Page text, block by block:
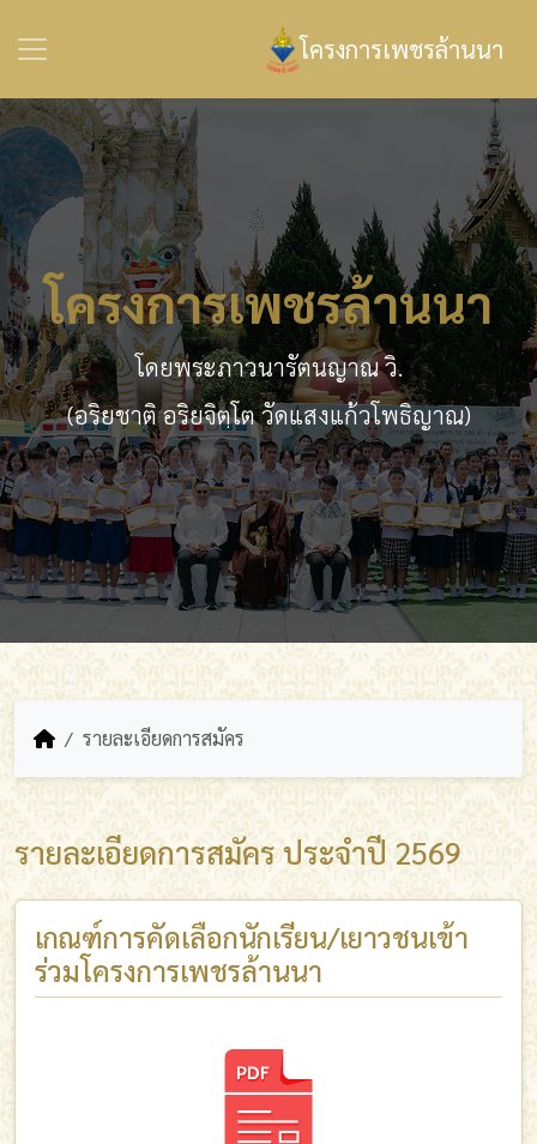
โครงการเพชรล้านนา
โครงการเพชรล้านนา
โดยพระภาวนารัตนญาณ วิ.
(อริยชาติ อริยจิตฺโต วัดแสงแก้วโพธิญาณ)
รายละเอียดการสมัคร
รายละเอียดการสมัคร ประจำปี 2569
เกณฑ์การคัดเลือกนักเรียน/เยาวชนเข้า
ร่วมโครงการเพชรล้านนา